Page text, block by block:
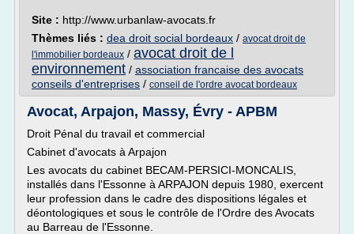
Site : http://www.urbanlaw-avocats.fr
Thèmes liés : dea droit social bordeaux / avocat droit de
l'immobilier bordeaux / avocat droit de l
environnement / association francaise des avocats
conseils d'entreprises / conseil de l'ordre avocat bordeaux
Avocat, Arpajon, Massy, Évry - APBM
Droit Pénal du travail et commercial
Cabinet d'avocats à Arpajon
Les avocats du cabinet BECAM-PERSICI-MONCALIS,
installés dans l'Essonne à ARPAJON depuis 1980, exercent
leur profession dans le cadre des dispositions légales et
déontologiques et sous le contrôle de l'Ordre des Avocats
au Barreau de l'Essonne.